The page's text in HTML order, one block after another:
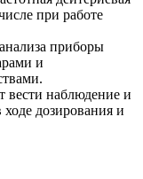
при работе
приборы
и
вести наблюдение и
дозирования и